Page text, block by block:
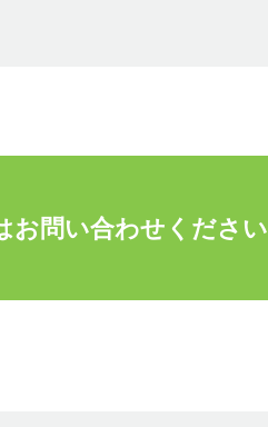
お問い合わせください